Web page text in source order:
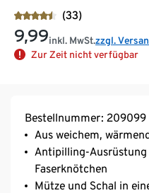
(33)
9,99inkl. MwSt.zzgl.
Zur Zeit nicht verfügbar
Bestellnummer: 209099
Aus weichem,
Antipilling-
Faserknötchen
Mütze und Schal in